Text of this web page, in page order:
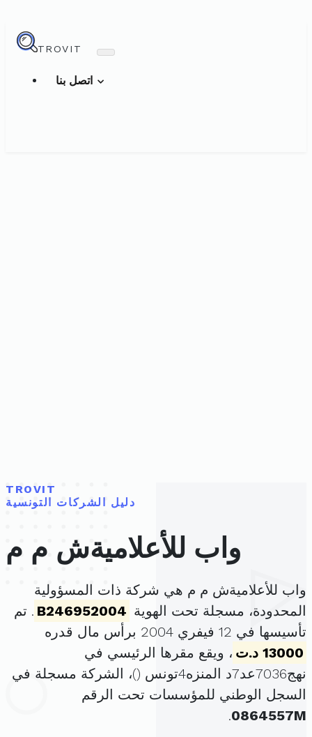
TROVIT
TROVIT
دليل الشركات التونسية
واب للأعلاميةش م م
واب للأعلاميةش م م هي شركة ذات المسؤولية
المحدودة، مسجلة تحت الهوية B246952004 . تم
تأسيسها في 12 فيفري 2004 برأس مال قدره
13000 د.ت
، ويقع مقرها الرئيسي في
نهج7036عد7د المنزه4تونس (
)، الشركة مسجلة في
السجل الوطني للمؤسسات تحت الرقم
0864557M
.